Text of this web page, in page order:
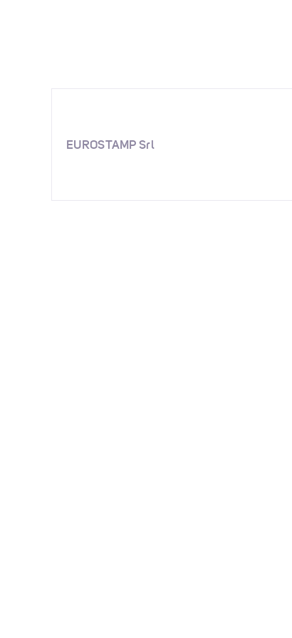
EUROSTAMP Srl